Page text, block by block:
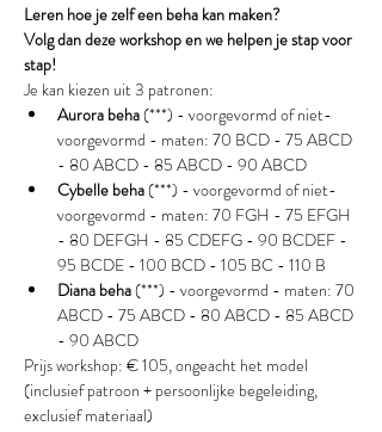
Leren hoe je zelf een beha kan maken?
Volg dan deze workshop en we helpen je stap voor
stap!
Je kan kiezen uit 3 patronen:
Aurora beha (***) - voorgevormd of niet-
voorgevormd - maten: 70 BCD - 75 ABCD
- 80 ABCD - 85 ABCD - 90 ABCD
Cybelle beha (***) - voorgevormd of niet-
voorgevormd - maten: 70 FGH - 75 EFGH
- 80 DEFGH - 85 CDEFG - 90 BCDEF -
95 BCDE - 100 BCD - 105 BC - 110 B
Diana beha (***) - voorgevormd - maten: 70
ABCD - 75 ABCD - 80 ABCD - 85 ABCD
- 90 ABCD
Prijs workshop: € 105, ongeacht het model
(inclusief patroon + persoonlijke begeleiding,
exclusief materiaal)